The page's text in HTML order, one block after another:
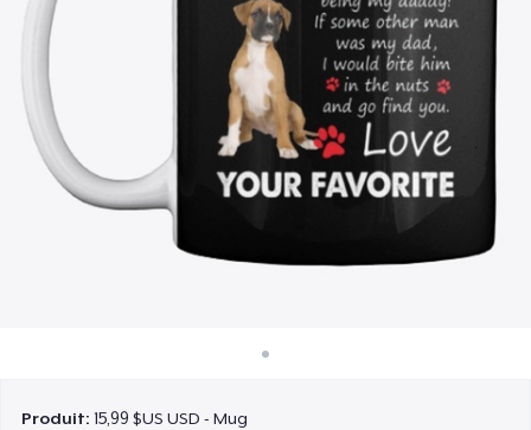
Vendez partout
Vendre n'importe quoi
Produit:15,99 $US USD - Mug